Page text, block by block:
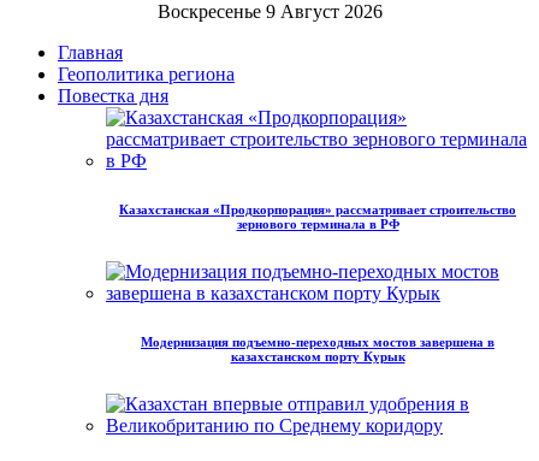
Воскресенье 9 Август 2026
Главная
Геополитика региона
Повестка дня
Казахстанская «Продкорпорация» рассматривает строительство
зернового терминала в РФ
Модернизация подъемно-переходных мостов завершена в
казахстанском порту Курык